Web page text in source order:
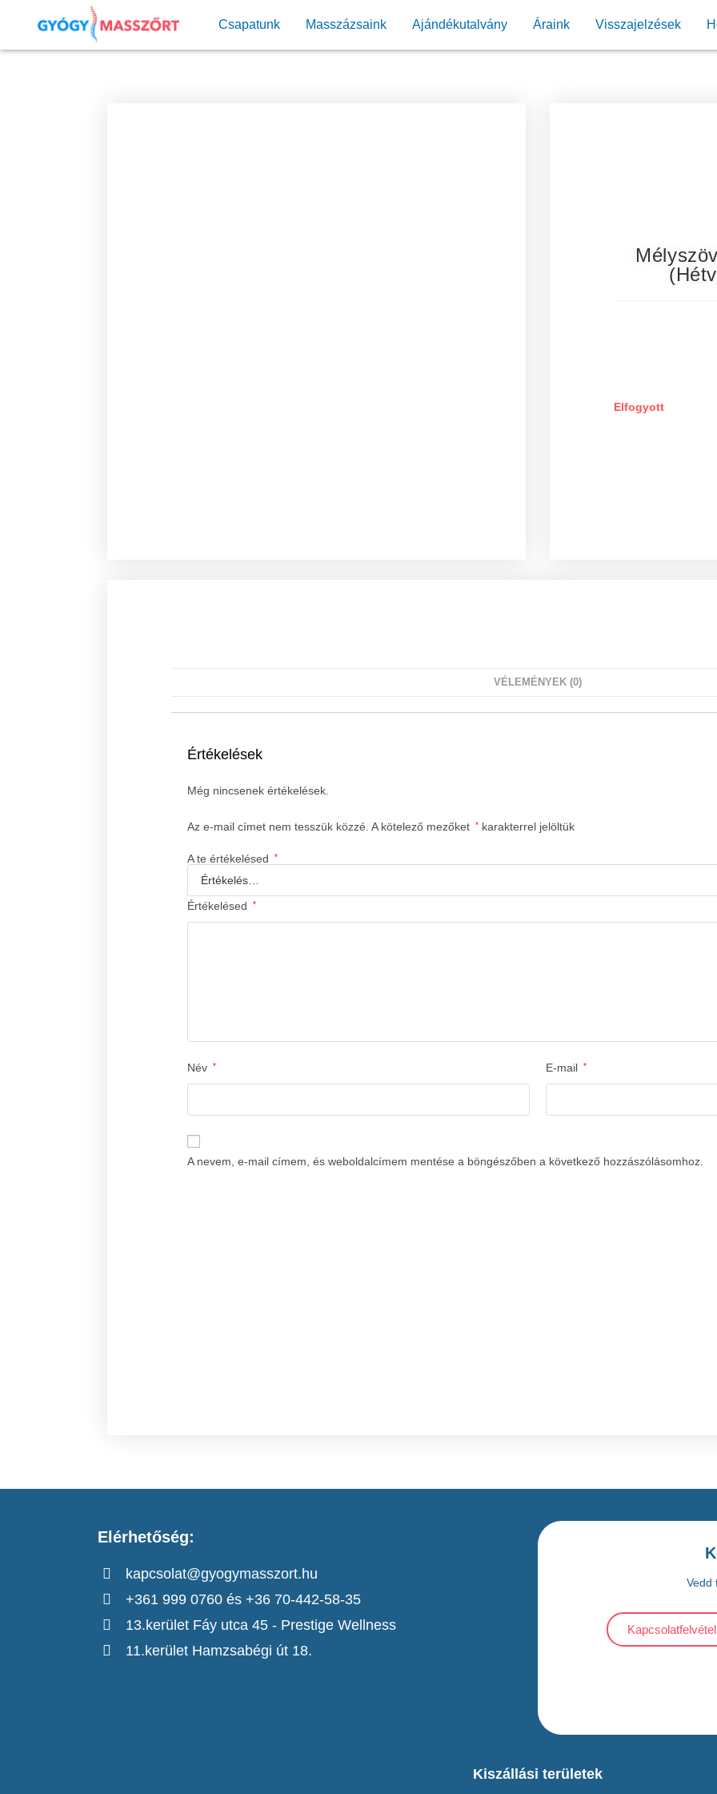
Csapatunk Masszázsaink Ajándékutalvány Áraink Visszajelzések
Elfogyott
VÉLEMÉNYEK (0)
Értékelések
Még nincsenek értékelések.
Az e-mail címet nem tesszük közzé. A kötelező mezőket * karakterrel jelöltük
A te értékelésed *
Értékelésed *
Név * E-mail *
A nevem, e-mail címem, és weboldalcímem mentése a böngészőben a következő hozzászólásomhoz.
Elérhetőség:
kapcsolat@gyogymasszort.hu
+361 999 0760 és +36 70-442-58-35
13.kerület Fáy utca 45 - Prestige Wellness
11.kerület Hamzsabégi út 18.
Vedd
Kapcsolatfelvétel
Kiszállási területek